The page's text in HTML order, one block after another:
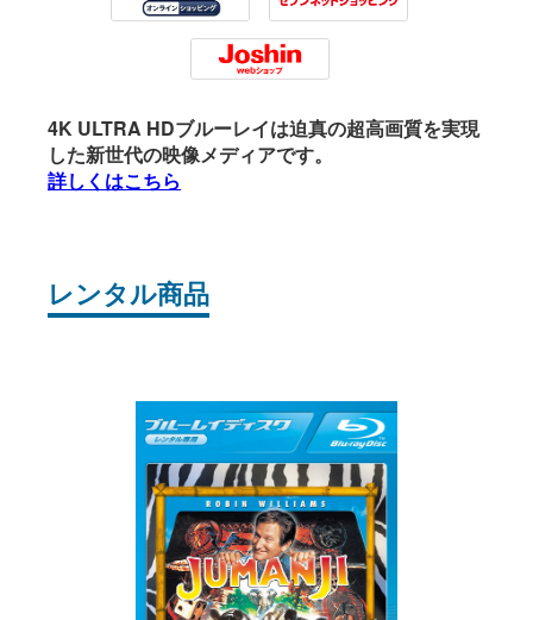
Tsutaya 7net
Joshin
4K ULTRA HDブルーレイは迫真の超高画質を実現
した新世代の映像メディアです。
詳しくはこちら
レンタル商品